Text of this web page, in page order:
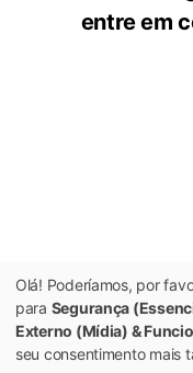
entre em
Olá! Poderíamos, por
para Segurança
Externo (Mídia) &
seu consentimento mais